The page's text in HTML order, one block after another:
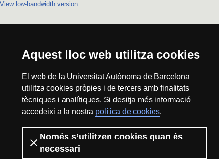
Aquest lloc web utilitza cookies
El web de la Universitat Autònoma de Barcelona
utilitza cookies pròpies i de tercers amb finalitats
tècniques i analítiques. Si desitja més informació
accedeixi a la nostra política de cookies.
Només s’utilitzen cookies quan és
necessari
View low-bandwidth version